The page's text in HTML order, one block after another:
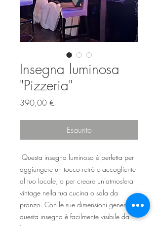
Insegna luminosa
"Pizzeria"
390,00 €
Esaurito
Questa insegna luminosa è perfetta per
aggiungere un tocco retrò e accogliente
al tuo locale, o per creare un'atmosfera
vintage nella tua cucina o sala da
pranzo. Con le sue dimensioni generose,
questa insegna è facilmente visibile da